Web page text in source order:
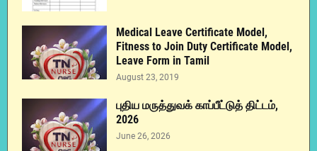
Medical Leave Certificate Model,
Fitness to Join Duty Certificate Model,
Leave Form in Tamil
August 23, 2019
புதிய மருத்துவக் காப்பீட்டுத் திட்டம்,
2026
June 26, 2026